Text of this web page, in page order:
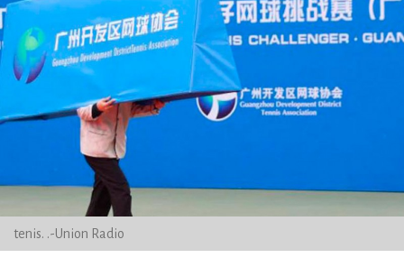
tenis. .-Union Radio